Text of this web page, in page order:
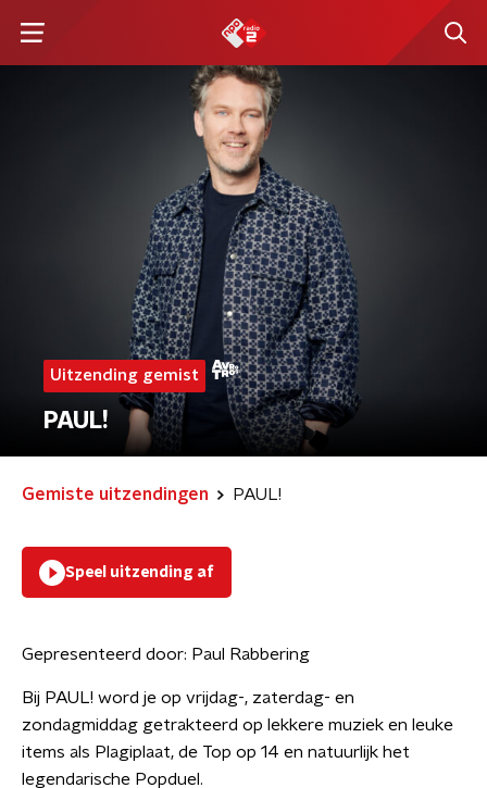
Uitzending gemist
PAUL!
Gemiste uitzendingen PAUL!
Speel uitzending af
Gepresenteerd door: Paul Rabbering
Bij PAUL! word je op vrijdag-, zaterdag- en
zondagmiddag getrakteerd op lekkere muziek en leuke
items als Plagiplaat, de Top op 14 en natuurlijk het
legendarische Popduel.